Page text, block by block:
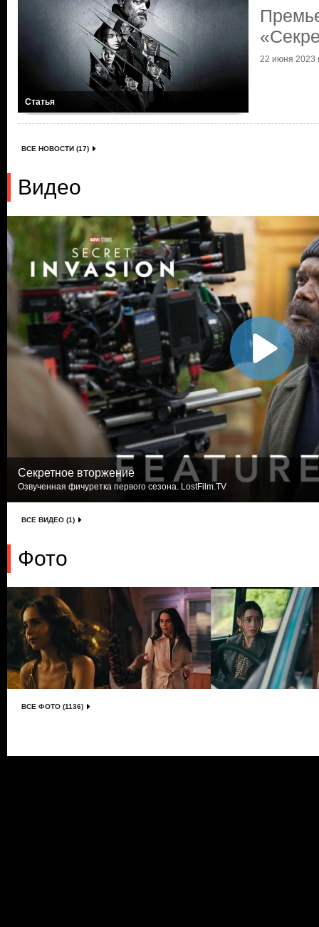
Статья
22 июня 2023
ВСЕ НОВОСТИ (17)
Видео
Секретное вторжение
Озвученная фичуретка первого сезона. LostFilm.TV
ВСЕ ВИДЕО (1)
Фото
ВСЕ ФОТО (1136)